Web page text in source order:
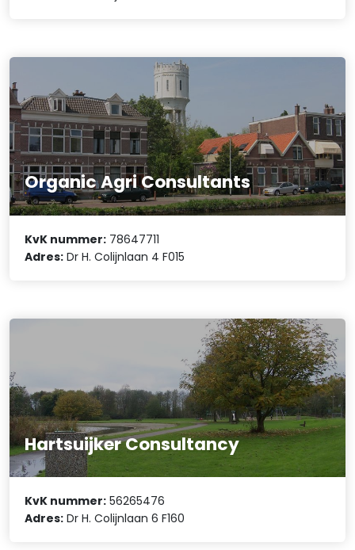
Organic Agri Consultants
KvK nummer: 78647711
Adres: Dr H. Colijnlaan 4 F015
Hartsuijker Consultancy
KvK nummer: 56265476
Adres: Dr H. Colijnlaan 6 F160